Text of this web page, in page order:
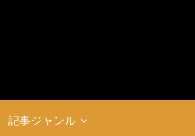
記事ジャンル